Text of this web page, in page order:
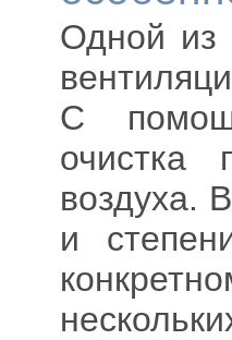
Одной из
С
очистка
воздуха.
и